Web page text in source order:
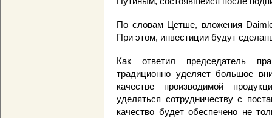
По словам Цетше, вложения
При этом, инвестиции будут
Как ответил председатель
традиционно уделяет большое
качестве производимой
уделяться сотрудничеству с
качество будет обеспечено не